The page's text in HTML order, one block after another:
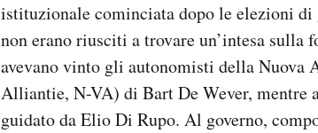
istituzionale cominciata dopo le elezioni
non erano riusciti a trovare un’intesa sulla
avevano vinto gli autonomisti della Nuova
Alliantie, N-VA) di Bart De Wever, mentre
guidato da Elio Di Rupo. Al governo,